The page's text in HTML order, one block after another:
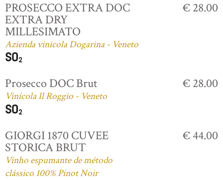
PROSECCO EXTRA DOC
EXTRA DRY
MILLESIMATO
Azienda vinicola Dogarina - Veneto
€ 28.00
Prosecco DOC Brut
Vinícola Il Roggio - Veneto
€ 28.00
GIORGI 1870 CUVEE
STORICA BRUT
Vinho espumante de método
clássico 100% Pinot Noir
€ 44.00